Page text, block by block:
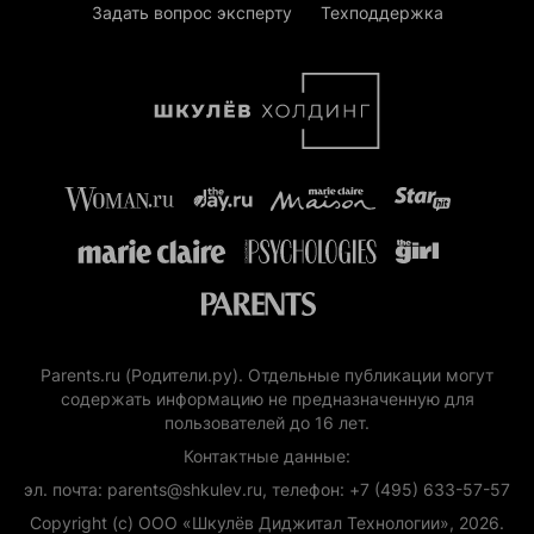
Задать вопрос эксперту
Техподдержка
Parents.ru (Родители.ру). Отдельные публикации могут
содержать информацию не предназначенную для
пользователей до 16 лет.
Контактные данные:
эл. почта: parents@shkulev.ru, телефон: +7 (495) 633-57-57
Copyright (с) ООО «Шкулёв Диджитал Технологии», 2026.